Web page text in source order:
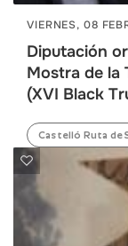
VIERNES, 08
Diputación
Mostra de la
(XVI Black
Castelló Ruta de